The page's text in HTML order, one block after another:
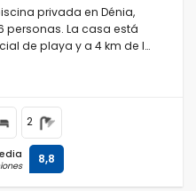
privada en Dénia,
personas. La casa está
de playa y a 4 km de la
2
8,8